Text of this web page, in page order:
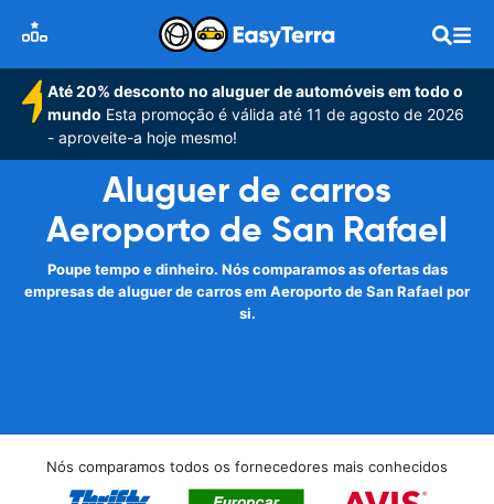
Até 20% desconto no aluguer de automóveis em todo o
mundo Esta promoção é válida até 11 de agosto de 2026
- aproveite-a hoje mesmo!
Aluguer de carros
Aeroporto de San Rafael
Poupe tempo e dinheiro. Nós comparamos as ofertas das
empresas de aluguer de carros em Aeroporto de San Rafael por
si.
Nós comparamos todos os fornecedores mais conhecidos